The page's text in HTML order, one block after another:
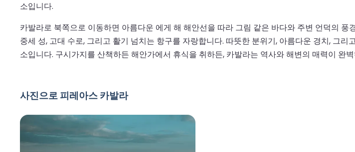
소입니다.
카발라로 북쪽으로 이동하면 아름다운 에게 해 해안선을 따라 그림 같은 바다와 주변 언덕의
중세 성, 고대 수로, 그리고 활기 넘치는 항구를 자랑합니다. 따뜻한 분위기, 아름다운 경치, 그
소입니다. 구시가지를 산책하든 해안가에서 휴식을 취하든, 카발라는 역사와 해변의 매력이 완
사진으로 피레아스 카발라